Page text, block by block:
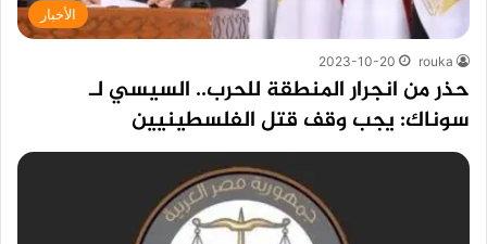
الأخبار
rouka
2023-10-20
حذر من انجرار المنطقة للحرب.. السيسي لـ
سوناك: يجب وقف قتل الفلسطينيين